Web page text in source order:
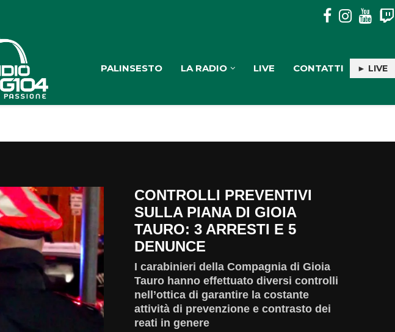
AL SOCIOLOGO FRANCESCO PIRA IL PREMIO CULTURALE
PALINSESTO LA RADIO LIVE CONTATTI ► LIVE
CONTROLLI PREVENTIVI
SULLA PIANA DI GIOIA
TAURO: 3 ARRESTI E 5
DENUNCE
I carabinieri della Compagnia di Gioia
Tauro hanno effettuato diversi controlli
nell’ottica di garantire la costante
attività di prevenzione e contrasto dei
reati in genere